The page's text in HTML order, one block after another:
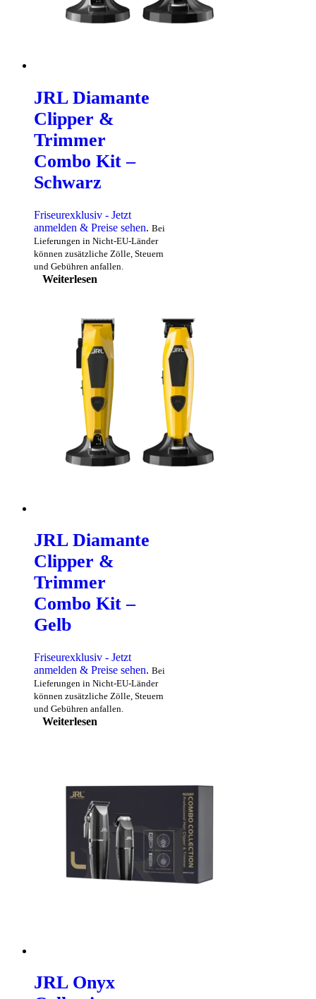
JRL Diamante
Clipper &
Trimmer
Combo Kit –
Schwarz
Friseurexklusiv - Jetzt
anmelden & Preise sehen. Bei
Lieferungen in Nicht-EU-Länder
können zusätzliche Zölle, Steuern
und Gebühren anfallen.
Weiterlesen
JRL Diamante
Clipper &
Trimmer
Combo Kit –
Gelb
Friseurexklusiv - Jetzt
anmelden & Preise sehen. Bei
Lieferungen in Nicht-EU-Länder
können zusätzliche Zölle, Steuern
und Gebühren anfallen.
Weiterlesen
JRL Onyx